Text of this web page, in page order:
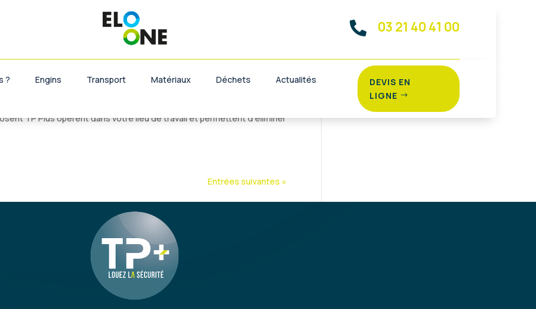
 03 21 40 41 00
? Engins Transport Matériaux Déchets
Actualités
DEVIS EN
LIGNE
dans le voisinage de Lens,
on constate une forte demande en service de décharge dans les
TP Plus opèrent dans votre lieu de travail et permettent d’éliminer
Entrées suivantes »